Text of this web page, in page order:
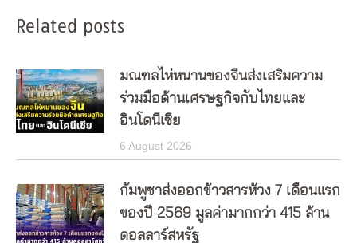
Related posts
มณฑลไห่หนานของจีนส่งเสริมความ
ร่วมมือด้านเศรษฐกิจกับไทยและ
อินโดนีเซีย
6 August 2026
กัมพูชาส่งออกข้าวสารห้วง 7 เดือนแรก
ของปี 2569 มูลค่ามากกว่า 415 ล้าน
ดอลลาร์สหรัฐ